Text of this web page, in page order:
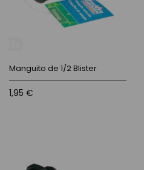
Manguito de 1/2 Blister
1,95 €